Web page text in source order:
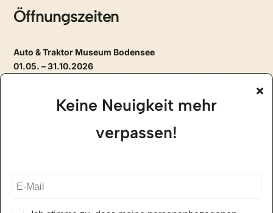
Öffnungszeiten
Auto & Traktor Museum Bodensee
01.05. – 31.10.2026
alle Öffnungszeiten – Museum
täglich, ab 11.30 Uhr
Keine Neuigkeit mehr
verpassen!